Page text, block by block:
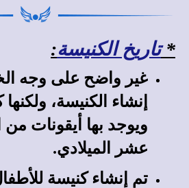
*تاريخ الكنيسة:
غير واضح على وجه
إنشاء الكنيسة، ولكنها
ويوجد بها أيقونات
عشر الميلادي.
تم إنشاء كنيسة